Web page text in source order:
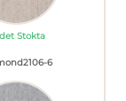
Stokta
6